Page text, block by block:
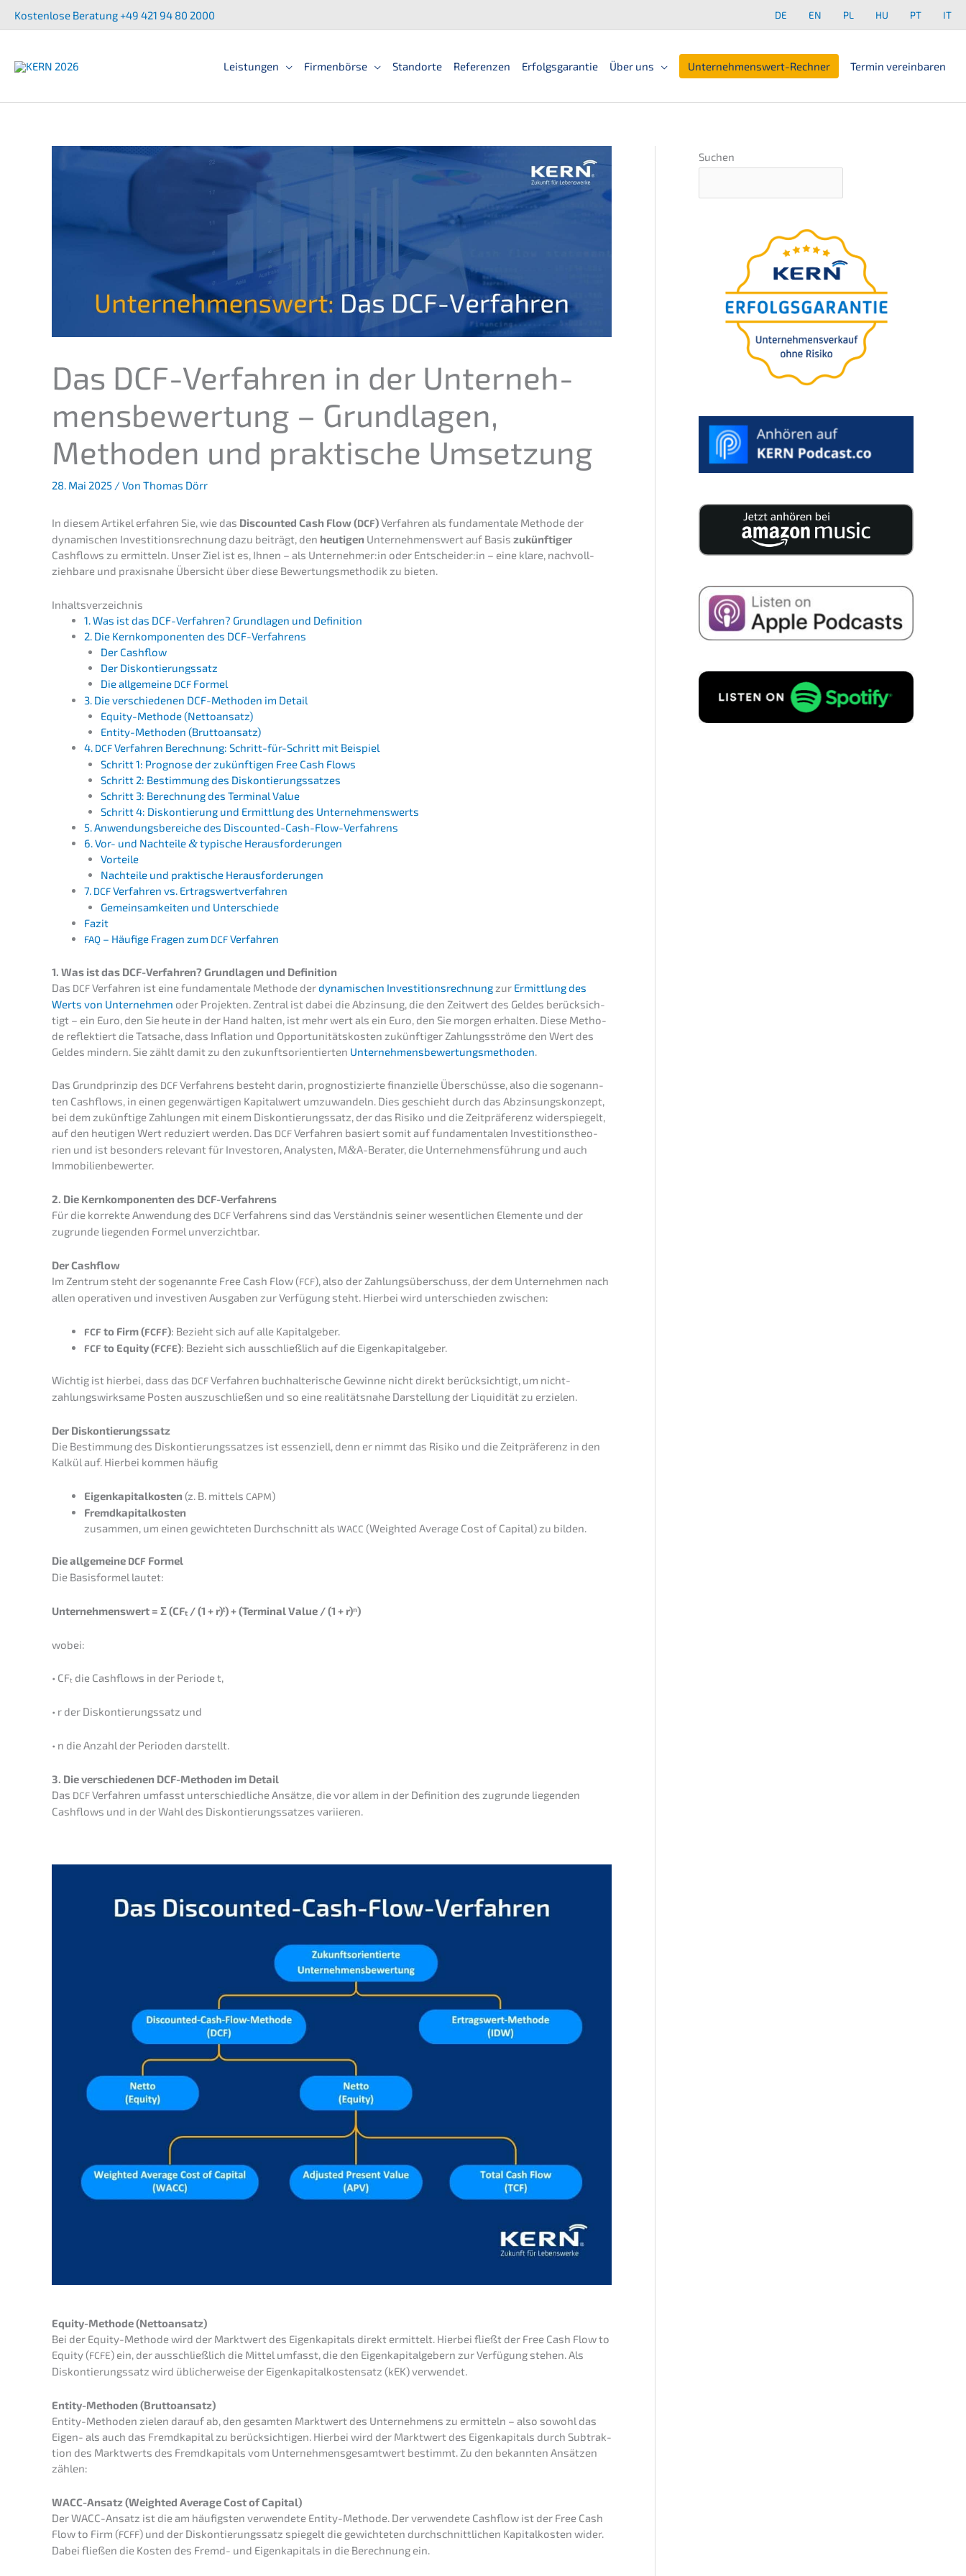
Inhalt
Kostenlose Beratung +49 421 94 80 2000 DE EN PL HU PT IT
Leistun­gen Firmen­bör­se Standorte Referen­zen Erfolgs­ga­ran­tie Über uns Unter­neh­mens­wert-Rechner Termin verein­ba­ren
Das DCF-Verfah­ren in der Unter­neh­
mens­be­wer­tung – Grund­la­gen,
Metho­den und prakti­sche Umsetzung
28. Mai 2025 / Von Thomas Dörr
In diesem Artikel erfah­ren Sie, wie das Discoun­ted Cash Flow (DCF)Verfah­ren als funda­men­ta­le Metho­de der
dynami­schen Inves­ti­ti­ons­rech­nung dazu beiträgt, den heuti­gen Unter­neh­mens­wert auf Basis zukünf­ti­ger
Cashflows zu ermit­teln. Unser Ziel ist es, Ihnen – als Unternehmer:in oder Entscheider:in – eine klare, nachvoll­
zieh­ba­re und praxis­na­he Übersicht über diese Bewer­tungs­me­tho­dik zu bieten.
Inhalts­ver­zeich­nis
1. Was ist das DCF-Verfah­ren? Grund­la­gen und Definition
2. Die Kernkom­po­nen­ten des DCF-Verfahrens
Der Cashflow
Der Diskon­tie­rungs­satz
Die allge­mei­ne DCFFormel
3. Die verschie­de­nen DCF-Metho­den im Detail
Equity-Metho­de (Netto­an­satz)
Entity-Metho­den (Brutto­an­satz)
4. DCFVerfah­ren Berech­nung: Schritt-für-Schritt mit Beispiel
Schritt 1: Progno­se der zukünf­ti­gen Free Cash Flows
Schritt 2: Bestim­mung des Diskontierungssatzes
Schritt 3: Berech­nung des Termi­nal Value
Schritt 4: Diskon­tie­rung und Ermitt­lung des Unternehmenswerts
5. Anwen­dungs­be­rei­che des Discounted-Cash-Flow-Verfahrens
6. Vor- und Nachtei­le&typische Herausforderungen
Vortei­le
Nachtei­le und prakti­sche Herausforderungen
7. DCFVerfah­ren vs. Ertragswertverfahren
Gemein­sam­kei­ten und Unterschiede
Fazit
FAQ – Häufi­ge Fragen zum DCFVerfahren
1. Was ist das DCF-Verfah­ren? Grund­la­gen und Definition
Das DCFVerfah­ren ist eine funda­men­ta­le Metho­de derdynami­schen Inves­ti­ti­ons­rech­nung zur Ermitt­lung des
Werts von Unter­neh­men oder Projek­ten. Zentral ist dabei die Abzin­sung, die den Zeitwert des Geldes berück­sich­
tigt – ein Euro, den Sie heute in der Hand halten, ist mehr wert als ein Euro, den Sie morgen erhal­ten. Diese Metho­
de reflek­tiert die Tatsa­che, dass Infla­ti­on und Oppor­tu­ni­täts­kos­ten zukünf­ti­ger Zahlungs­strö­me den Wert des
Geldes mindern. Sie zählt damit zu den zukunfts­ori­en­tier­ten Unter­neh­mens­be­wer­tungs­me­tho­den
Das Grund­prin­zip des DCFVerfah­rens besteht darin, prognos­ti­zier­te finan­zi­el­le Überschüs­se, also die sogenann­
ten Cashflows, in einen gegen­wär­ti­gen Kapital­wert umzuwan­deln. Dies geschieht durch das Abzin­sungs­kon­zept,
bei dem zukünf­ti­ge Zahlun­gen mit einem Diskon­tie­rungs­satz, der das Risiko und die Zeitprä­fe­renz wider­spie­gelt,
auf den heuti­gen Wert reduziert werden. Das DCFVerfah­ren basiert somit auf funda­men­ta­len Inves­ti­ti­ons­theo­
rien und ist beson­ders relevant für Inves­to­ren, Analys­ten, M&A-Berater, die Unter­neh­mens­füh­rung und auch
Immobilienbewerter.
2. Die Kernkom­po­nen­ten des DCF-Verfahrens
Für die korrek­te Anwen­dung des DCFVerfah­rens sind das Verständ­nis seiner wesent­li­chen Elemen­te und der
zugrun­de liegen­den Formel unverzichtbar.
Der Cashflow
Im Zentrum steht der sogenann­te Free Cash Flow (FCF), also der Zahlungs­über­schuss, der dem Unter­neh­men nach
allen opera­ti­ven und inves­ti­ven Ausga­ben zur Verfü­gung steht. Hierbei wird unter­schie­den zwischen:
FCF to Firm (FCFF): Bezieht sich auf alle Kapitalgeber.
FCF to Equity (FCFE): Bezieht sich ausschließ­lich auf die Eigenkapitalgeber.
Wichtig ist hierbei, dass das DCFVerfah­ren buchhal­te­ri­sche Gewin­ne nicht direkt berück­sich­tigt, um nicht-
zahlungs­wirk­sa­me Posten auszu­schlie­ßen und so eine reali­täts­na­he Darstel­lung der Liqui­di­tät zu erzielen.
Der Diskon­tie­rungs­satz
Die Bestim­mung des Diskon­tie­rungs­sat­zes ist essen­zi­ell, denn er nimmt das Risiko und die Zeitprä­fe­renz in den
Kalkül auf. Hierbei kommen häufig
Eigen­ka­pi­tal­kos­ten (z. B. mittels CAPM)
Fremd­ka­pi­tal­kos­ten
zusam­men, um einen gewich­te­ten Durch­schnitt als WACC (Weigh­ted Avera­ge Cost of Capital) zu bilden.
Die allge­mei­ne DCF Formel
Die Basis­for­mel lautet:
Unter­neh­mens­wert = Σ (CFₜ / (1 + r)ᵗ) + (Termi­nal Value / (1 + r)ⁿ)
wobei:
• CFₜ die Cashflows in der Periode t,
• r der Diskon­tie­rungs­satz und
• n die Anzahl der Perioden darstellt.
3. Die verschie­de­nen DCF-Metho­den im Detail
Das DCFVerfah­ren umfasst unter­schied­li­che Ansät­ze, die vor allem in der Defini­ti­on des zugrun­de liegen­den
Cashflows und in der Wahl des Diskon­tie­rungs­sat­zes variieren.
Equity-Metho­de (Netto­an­satz)
Bei der Equity-Metho­de wird der Markt­wert des Eigen­ka­pi­tals direkt ermit­telt. Hierbei fließt der Free Cash Flow to
Equity (FCFE) ein, der ausschließ­lich die Mittel umfasst, die den Eigen­ka­pi­tal­ge­bern zur Verfü­gung stehen. Als
Diskon­tie­rungs­satz wird üblicher­wei­se der Eigen­ka­pi­tal­kos­ten­satz (kEK) verwendet.
Entity-Metho­den (Brutto­an­satz)
Entity-Metho­den zielen darauf ab, den gesam­ten Markt­wert des Unter­neh­mens zu ermit­teln – also sowohl das
Eigen- als auch das Fremd­ka­pi­tal zu berück­sich­ti­gen. Hierbei wird der Markt­wert des Eigen­ka­pi­tals durch Subtrak­
ti­on des Markt­werts des Fremd­ka­pi­tals vom Unter­neh­mens­ge­samt­wert bestimmt. Zu den bekann­ten Ansät­zen
zählen:
WACC-Ansatz (Weigh­ted Avera­ge Cost of Capital)
Der WACC-Ansatz ist die am häufigs­ten verwen­de­te Entity-Metho­de. Der verwen­de­te Cashflow ist der Free Cash
Flow to Firm (FCFF) und der Diskon­tie­rungs­satz spiegelt die gewich­te­ten durch­schnitt­li­chen Kapital­kos­ten wider.
Dabei fließen die Kosten des Fremd- und Eigen­ka­pi­tals in die Berech­nung ein.
Suchen